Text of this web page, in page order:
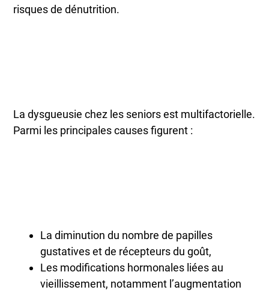
risques de dénutrition.
La dysgueusie chez les seniors est multifactorielle.
Parmi les principales causes figurent :
La diminution du nombre de papilles
gustatives et de récepteurs du goût,
Les modifications hormonales liées au
vieillissement, notamment l’augmentation